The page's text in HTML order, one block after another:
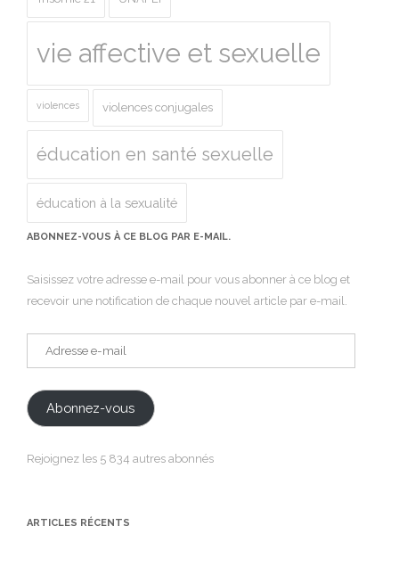
vie affective et sexuelle
violences violences conjugales
éducation en santé sexuelle
éducation à la sexualité
ABONNEZ-VOUS À CE BLOG PAR E-MAIL.
Saisissez votre adresse e-mail pour vous abonner à ce blog et
recevoir une notification de chaque nouvel article par e-mail.
Abonnez-vous
Rejoignez les 5 834 autres abonnés
ARTICLES RÉCENTS